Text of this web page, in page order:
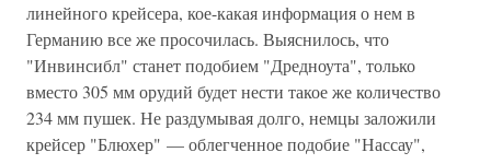
линейного крейсера, кое-какая информация о нем в
Германию все же просочилась. Выяснилось, что
"Инвинсибл" станет подобием "Дредноута", только
вместо 305 мм орудий будет нести такое же количество
234 мм пушек. Не раздумывая долго, немцы заложили
крейсер "Блюхер" — облегченное подобие "Нассау",